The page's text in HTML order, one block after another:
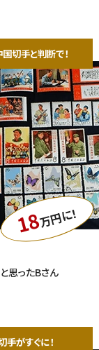
切手と判断で！
18万円に！
思ったBさん
手がすぐに！